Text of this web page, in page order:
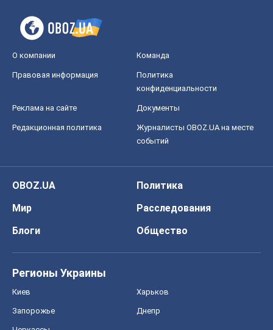
О компании Команда
Правовая информация
Политика
конфиденциальности
Реклама на сайте Документы
Редакционная политика
Журналисты OBOZ.UA на месте
событий
OBOZ.UA
Политика
Мир
Расследования
Блоги
Общество
Регионы Украины
Киев Харьков
Запорожье Днепр